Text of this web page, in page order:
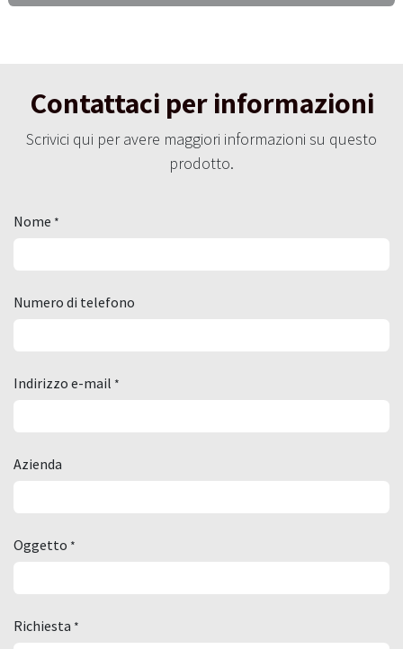
Contattaci per informazioni
Scrivici qui per avere maggiori informazioni su questo
prodotto.
Nome *
Numero di telefono
Indirizzo e-mail *
Azienda
Oggetto *
Richiesta *